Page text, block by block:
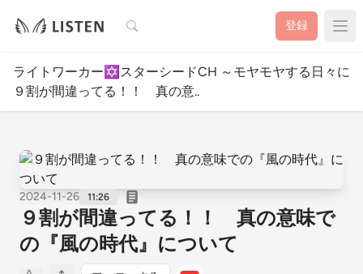
検索 登録
ライトワーカー✡️スターシードCH ～モヤモヤする日々に
９割が間違ってる！！ 真の意..
2024-11-26 11:26
９割が間違ってる！！ 真の意味で
の『風の時代』について